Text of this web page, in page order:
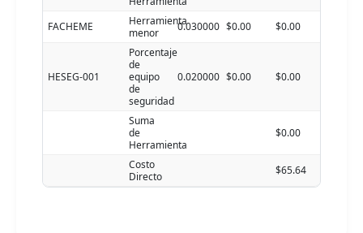
FACHEME
Herramienta
menor
0.030000 $0.00 $0.00
HESEG-001
Porcentaje
de
equipo
de
seguridad
0.020000 $0.00 $0.00
Suma
de
Herramienta
$0.00
Costo
Directo
$65.64